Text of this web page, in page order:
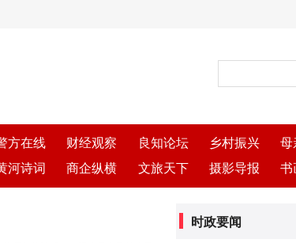
方在线 财经观察 良知论坛 乡村振兴 母
河诗词 商企纵横 文旅天下 摄影导报 书
时政要闻